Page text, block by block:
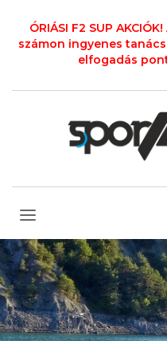
ÓRIÁSI F2 SUP
számon ingyenes
elfogadás